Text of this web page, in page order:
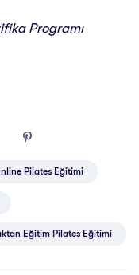
Programı
Pilates Eğitimi
Eğitim Pilates Eğitimi